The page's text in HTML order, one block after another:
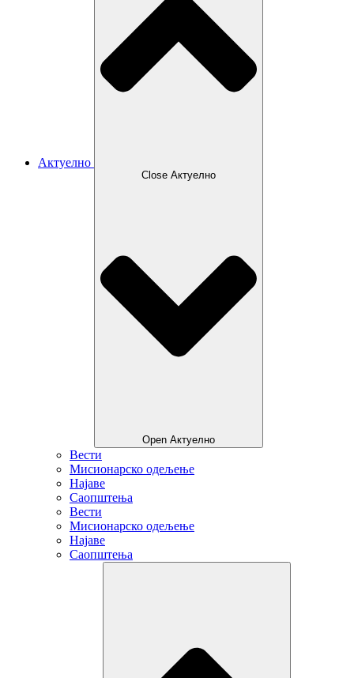
Актуелно
Close Актуелно
Open Актуелно
Вести
Мисионарско одељење
Најаве
Саопштења
Вести
Мисионарско одељење
Најаве
Саопштења